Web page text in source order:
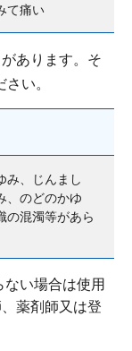
て痛い
あります。そ
い。
み、じんまし
、のどのかゆ
の混濁等があら
い場合は使用
薬剤師又は登